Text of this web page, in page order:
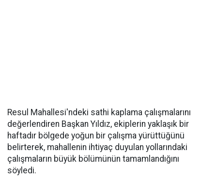
Resul Mahallesi'ndeki sathi kaplama çalışmalarını
değerlendiren Başkan Yıldız, ekiplerin yaklaşık bir
haftadır bölgede yoğun bir çalışma yürüttüğünü
belirterek, mahallenin ihtiyaç duyulan yollarındaki
çalışmaların büyük bölümünün tamamlandığını
söyledi.